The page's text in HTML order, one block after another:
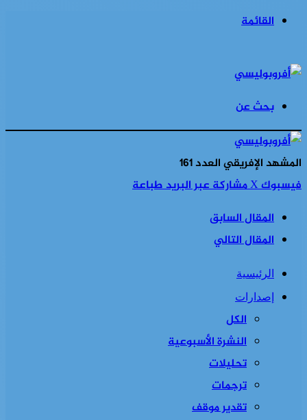
القائمة
بحث عن
المشهد الإفريقي العدد 161
فيسبوك‫Xمشاركة عبر البريدطباعة
المقال السابق
المقال التالي
الرئيسية
إصدارات
الكل
النشرة الأسبوعية
تحليلات
ترجمات
تقدير موقف